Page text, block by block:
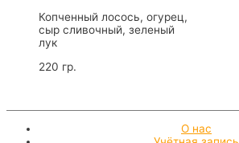
Копченный лосось, огурец,
сыр сливочный, зеленый
лук
220 гр.
О нас